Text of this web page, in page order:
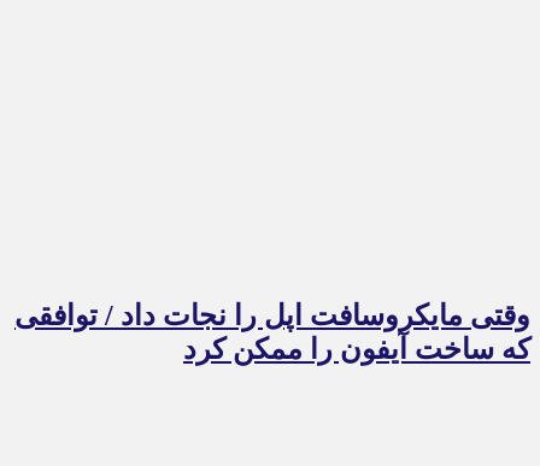
وقتی مایکروسافت اپل را نجات داد / توافقی
که ساخت آیفون را ممکن کرد